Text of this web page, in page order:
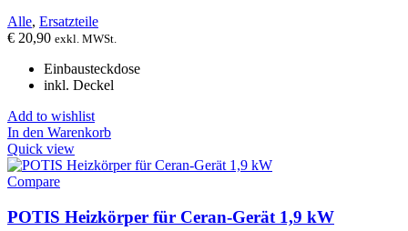
Alle, Ersatzteile
€ 20,90 exkl. MWSt.
Einbausteckdose
inkl. Deckel
Add to wishlist
In den Warenkorb
Quick view
Compare
POTIS Heizkörper für Ceran-Gerät 1,9 kW